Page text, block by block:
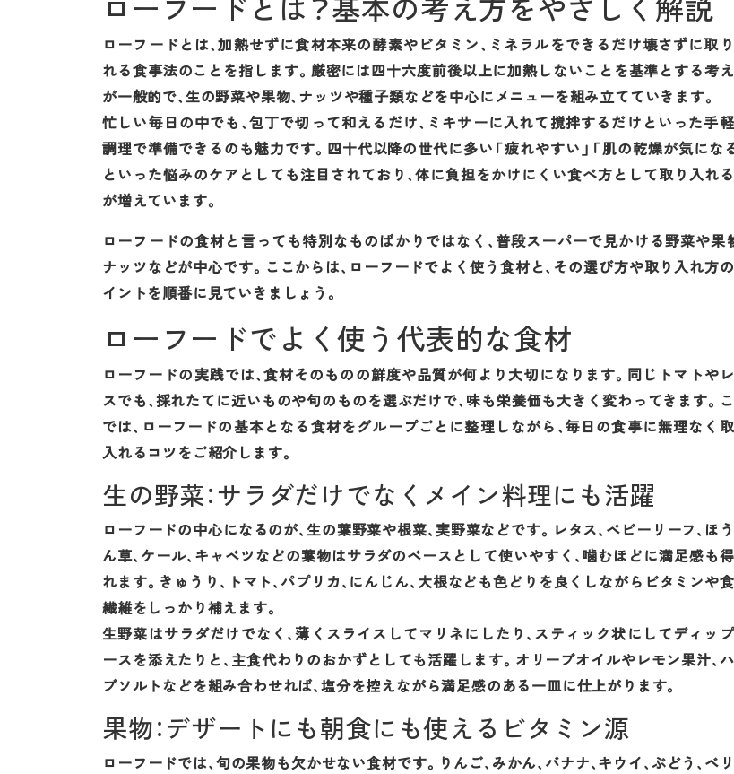
ローフードとは、加熱せずに食材本来の酵素やビタミン、ミネラルをできるだけ壊さずに取
れる食事法のことを指します。厳密には四十六度前後以上に加熱しないことを基準とする考
が一般的で、生の野菜や果物、ナッツや種子類などを中心にメニューを組み立てていきます。
忙しい毎日の中でも、包丁で切って和えるだけ、ミキサーに入れて撹拌するだけといった手
調理で準備できるのも魅力です。四十代以降の世代に多い「疲れやすい」「肌の乾燥が気にな
といった悩みのケアとしても注目されており、体に負担をかけにくい食べ方として取り入れ
が増えています。
ローフードの食材と言っても特別なものばかりではなく、普段スーパーで見かける野菜や果
ナッツなどが中心です。ここからは、ローフードでよく使う食材と、その選び方や取り入れ方
イントを順番に見ていきましょう。
ローフードでよく使う代表的な食材
ローフードの実践では、食材そのものの鮮度や品質が何より大切になります。同じトマトや
スでも、採れたてに近いものや旬のものを選ぶだけで、味も栄養価も大きく変わってきます。
では、ローフードの基本となる食材をグループごとに整理しながら、毎日の食事に無理なく
入れるコツをご紹介します。
生の野菜：サラダだけでなくメイン料理にも活躍
ローフードの中心になるのが、生の葉野菜や根菜、実野菜などです。レタス、ベビーリーフ、ほ
ん草、ケール、キャベツなどの葉物はサラダのベースとして使いやすく、噛むほどに満足感も
れます。きゅうり、トマト、パプリカ、にんじん、大根なども色どりを良くしながらビタミンや
繊維をしっかり補えます。
生野菜はサラダだけでなく、薄くスライスしてマリネにしたり、スティック状にしてディッ
ースを添えたりと、主食代わりのおかずとしても活躍します。オリーブオイルやレモン果汁、
ブソルトなどを組み合わせれば、塩分を控えながら満足感のある一皿に仕上がります。
果物：デザートにも朝食にも使えるビタミン源
ローフードでは、旬の果物も欠かせない食材です。りんご、みかん、バナナ、キウイ、ぶどう、ベ